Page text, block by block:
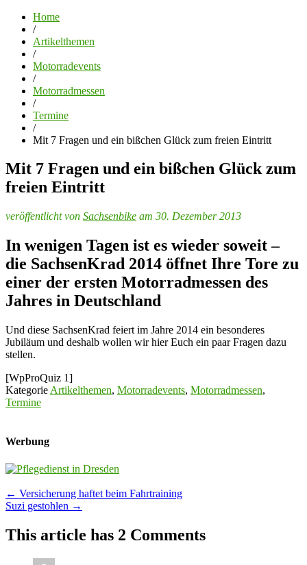
Home
/
Artikelthemen
/
Motorradevents
/
Motorradmessen
/
Termine
/
Mit 7 Fragen und ein bißchen Glück zum freien Eintritt
Mit 7 Fragen und ein bißchen Glück zum
freien Eintritt
veröffentlicht von Sachsenbike am 30. Dezember 2013
In wenigen Tagen ist es wieder soweit –
die SachsenKrad 2014 öffnet Ihre Tore zu
einer der ersten Motorradmessen des
Jahres in Deutschland
Und diese SachsenKrad feiert im Jahre 2014 ein besonderes
Jubiläum und deshalb wollen wir hier Euch ein paar Fragen dazu
stellen.
[WpProQuiz 1]
Kategorie Artikelthemen, Motorradevents, Motorradmessen,
Termine
Werbung
Post
navigation
← Versicherung haftet beim Fahrtraining
Suzi gestohlen →
This article has 2 Comments